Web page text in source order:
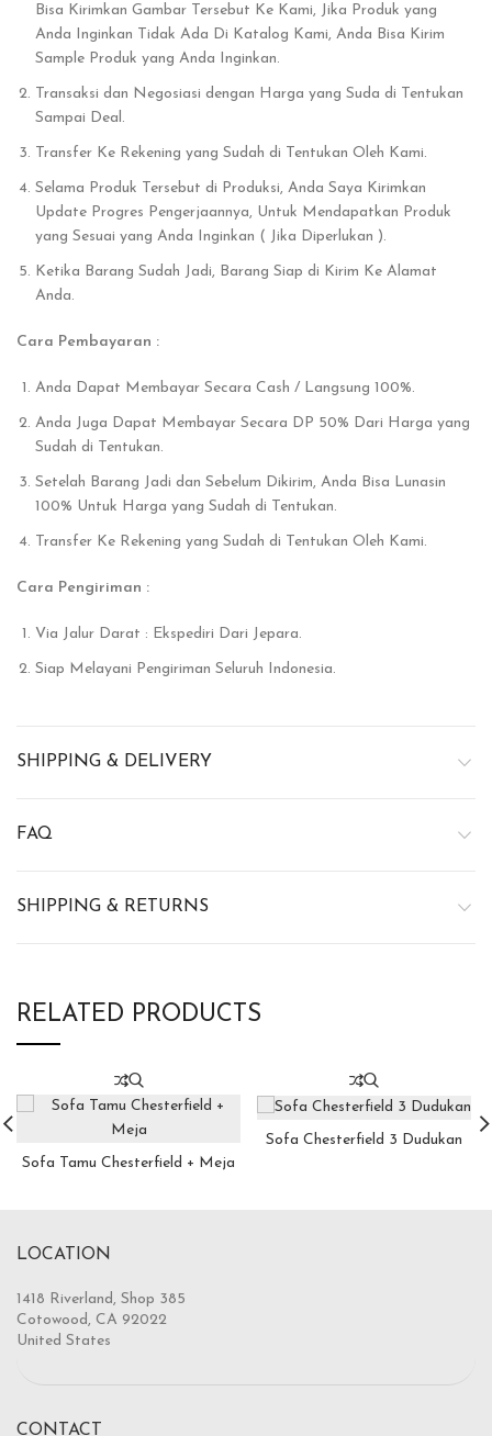
Bisa Kirimkan Gambar Tersebut Ke Kami, Jika Produk yang
Anda Inginkan Tidak Ada Di Katalog Kami, Anda Bisa Kirim
Sample Produk yang Anda Inginkan.
Transaksi dan Negosiasi dengan Harga yang Suda di Tentukan
Sampai Deal.
Transfer Ke Rekening yang Sudah di Tentukan Oleh Kami.
Selama Produk Tersebut di Produksi, Anda Saya Kirimkan
Update Progres Pengerjaannya, Untuk Mendapatkan Produk
yang Sesuai yang Anda Inginkan ( Jika Diperlukan ).
Ketika Barang Sudah Jadi, Barang Siap di Kirim Ke Alamat
Anda.
Cara Pembayaran :
Anda Dapat Membayar Secara Cash / Langsung 100%.
Anda Juga Dapat Membayar Secara DP 50% Dari Harga yang
Sudah di Tentukan.
Setelah Barang Jadi dan Sebelum Dikirim, Anda Bisa Lunasin
100% Untuk Harga yang Sudah di Tentukan.
Transfer Ke Rekening yang Sudah di Tentukan Oleh Kami.
Cara Pengiriman :
Via Jalur Darat : Ekspediri Dari Jepara.
Siap Melayani Pengiriman Seluruh Indonesia.
SHIPPING & DELIVERY
FAQ
SHIPPING & RETURNS
RELATED PRODUCTS
Sofa Tamu Chesterfield + Meja
Sofa Chesterfield 3 Dudukan
LOCATION
1418 Riverland, Shop 385
Cotowood, CA 92022
United States
CONTACT